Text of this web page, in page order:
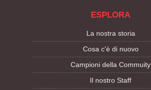
ESPLORA
La nostra storia
Cosa c'è di nuovo
Campioni della Commuity
Il nostro Staff